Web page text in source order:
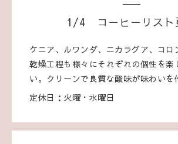
1/4 コーヒーリスト
ケニア、ルワンダ、ニカラグア、コロ
乾燥工程も様々にそれぞれの個性を楽
い。クリーンで良質な酸味が味わいを
定休日：火曜・水曜日